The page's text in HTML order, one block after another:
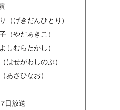
（げきだんひとり）
（やだあきこ）
しむらたかし）
はせがわしのぶ）
あさひなお）
日放送